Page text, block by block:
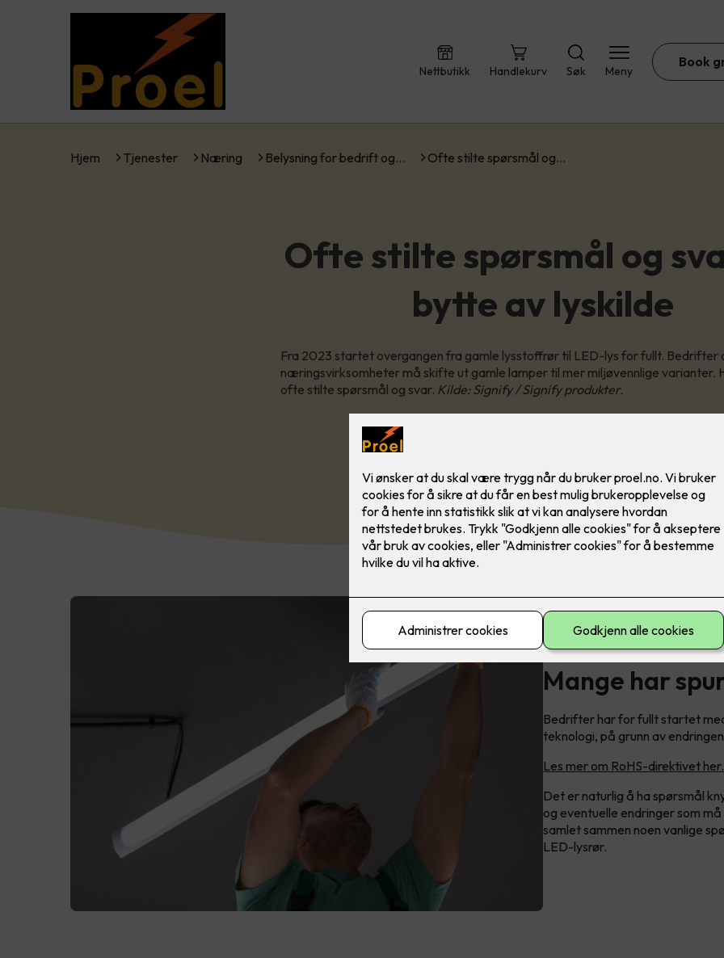
Nettbutikk Handlekurv Søk Meny
Book
Hjem Tjenester Næring Belysning for bedrift og… Ofte stilte spørsmål og…
Ofte stilte spørsmål og
bytte av lyskilde
Fra 2023 startet overgangen fra gamle lysstoffrør til LED-lys for fullt. Bedrifter
næringsvirksomheter må skifte ut gamle lamper til mer miljøvennlige varianter.
ofte stilte spørsmål og svar. Kilde: Signify / Signify produkter.
Utskifting av lysrør - hva
Mange har
Bedrifter har for fullt startet
teknologi, på grunn av
Les mer om RoHS-direktivet her.
Det er naturlig å ha spørsmål
og eventuelle endringer som
samlet sammen noen vanlige
LED-lysrør.